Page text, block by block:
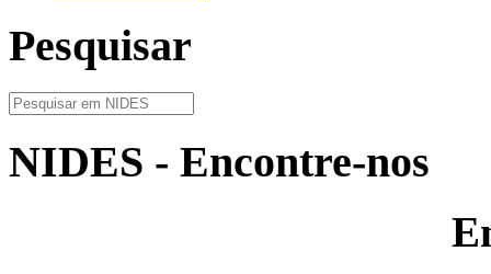
Pesquisar
NIDES - Encontre-nos